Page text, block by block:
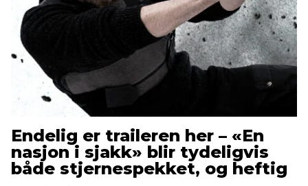
Endelig er traileren her – «En
nasjon i sjakk» blir tydeligvis
både stjernespekket, og heftig